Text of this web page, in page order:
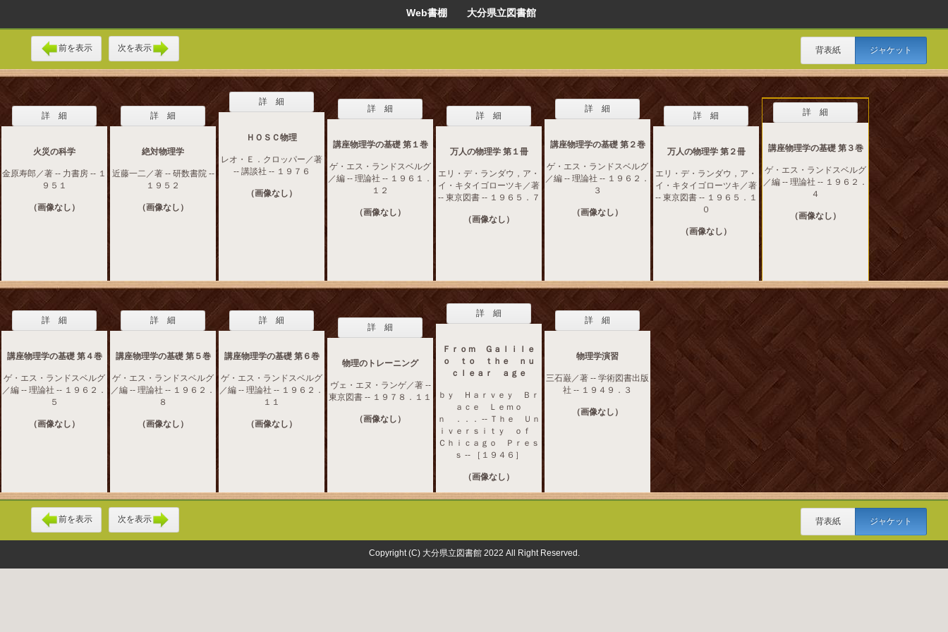
Web書棚 大分県立図書館
前を表示 次を表示 背表紙 ジャケット
詳 細
火災の科学
金原寿郎／著 -- 力書房 -- １
９５１
（画像なし）
詳 細
絶対物理学
近藤一二／著 -- 研数書院 --
１９５２
（画像なし）
詳 細
ＨＯＳＣ物理
レオ・Ｅ．クロッパー／著
-- 講談社 -- １９７６
（画像なし）
詳 細
講座物理学の基礎 第１巻
ゲ・エス・ランドスベルグ
／編 -- 理論社 -- １９６１．
１２
（画像なし）
詳 細
万人の物理学 第１冊
エリ・デ・ランダウ，ア・
イ・キタイゴローツキ／著
-- 東京図書 -- １９６５．７
（画像なし）
詳 細
講座物理学の基礎 第２巻
ゲ・エス・ランドスベルグ
／編 -- 理論社 -- １９６２．
３
（画像なし）
詳 細
万人の物理学 第２冊
エリ・デ・ランダウ，ア・
イ・キタイゴローツキ／著
-- 東京図書 -- １９６５．１
０
（画像なし）
詳 細
講座物理学の基礎 第３巻
ゲ・エス・ランドスベルグ
／編 -- 理論社 -- １９６２．
４
（画像なし）
詳 細
講座物理学の基礎 第４巻
ゲ・エス・ランドスベルグ
／編 -- 理論社 -- １９６２．
５
（画像なし）
詳 細
講座物理学の基礎 第５巻
ゲ・エス・ランドスベルグ
／編 -- 理論社 -- １９６２．
８
（画像なし）
詳 細
講座物理学の基礎 第６巻
ゲ・エス・ランドスベルグ
／編 -- 理論社 -- １９６２．
１１
（画像なし）
詳 細
物理のトレーニング
ヴェ・エヌ・ランゲ／著 --
東京図書 -- １９７８．１１
（画像なし）
詳 細
Ｆｒｏｍ Ｇａｌｉｌｅ
ｏ ｔｏ ｔｈｅ ｎｕ
ｃｌｅａｒ ａｇｅ
ｂｙ Ｈａｒｖｅｙ Ｂｒ
ａｃｅ Ｌｅｍｏ
ｎ ．．． -- Ｔｈｅ Ｕｎ
ｉｖｅｒｓｉｔｙ ｏｆ
Ｃｈｉｃａｇｏ Ｐｒｅｓ
ｓ -- ［１９４６］
（画像なし）
詳 細
物理学演習
三石巌／著 -- 学術図書出版
社 -- １９４９．３
（画像なし）
前を表示 次を表示 背表紙 ジャケット
Copyright (C) 大分県立図書館 2022 All Right Reserved.